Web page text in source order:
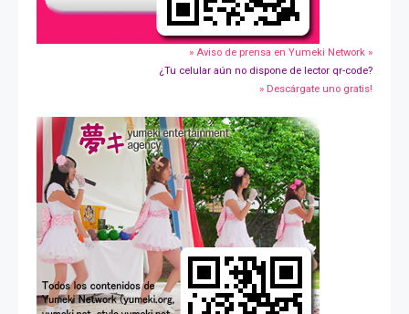
» Aviso de prensa en Yumeki Network »
¿Tu celular aún no dispone de lector qr-code?
» Descárgate uno gratis!